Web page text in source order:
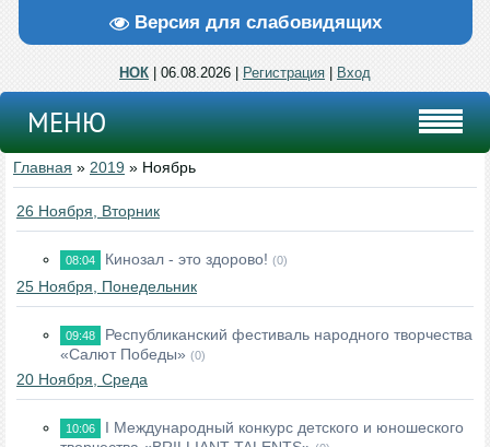
Версия для слабовидящих
НОК | 06.08.2026 | Регистрация Вход
МЕНЮ
Главная » 2019 » Ноябрь
26 Ноября, Вторник
08:04 Кинозал - это здорово! (0)
25 Ноября, Понедельник
09:48
Республиканский фестиваль народного творчества
«Салют Победы» (0)
20 Ноября, Среда
10:06
I Международный конкурс детского и юношеского